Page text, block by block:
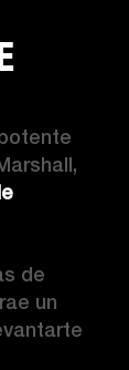
de
un